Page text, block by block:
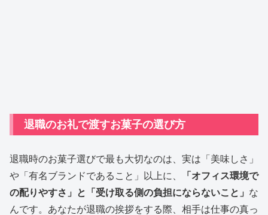
退職のお礼で渡すお菓子の選び方
退職時のお菓子選びで最も大切なのは、実は「美味しさ」
や「有名ブランドであること」以上に、
「オフィス環境で
の配りやすさ」と「受け取る側の負担にならないこと」 な
んです。あなたが退職の挨拶をする際、相手は仕事の真っ